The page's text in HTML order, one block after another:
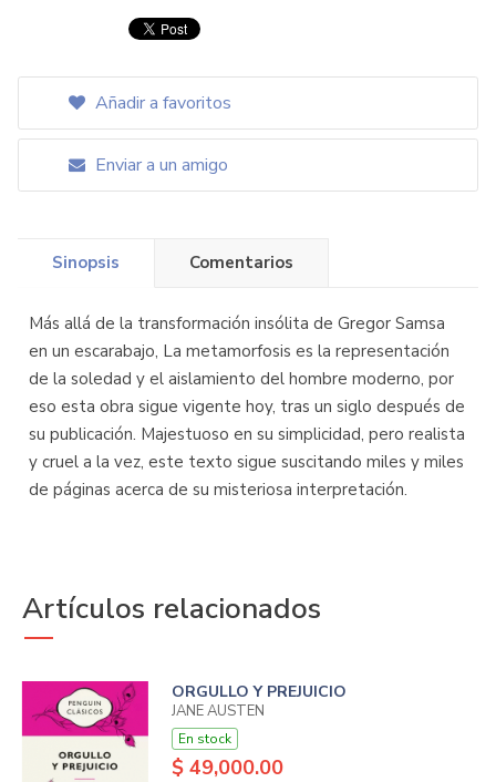
Añadir a favoritos
Enviar a un amigo
Sinopsis Comentarios
Más allá de la transformación insólita de Gregor Samsa
en un escarabajo, La metamorfosis es la representación
de la soledad y el aislamiento del hombre moderno, por
eso esta obra sigue vigente hoy, tras un siglo después de
su publicación. Majestuoso en su simplicidad, pero realista
y cruel a la vez, este texto sigue suscitando miles y miles
de páginas acerca de su misteriosa interpretación.
Artículos relacionados
ORGULLO Y PREJUICIO
JANE AUSTEN
En stock
$ 49,000.00